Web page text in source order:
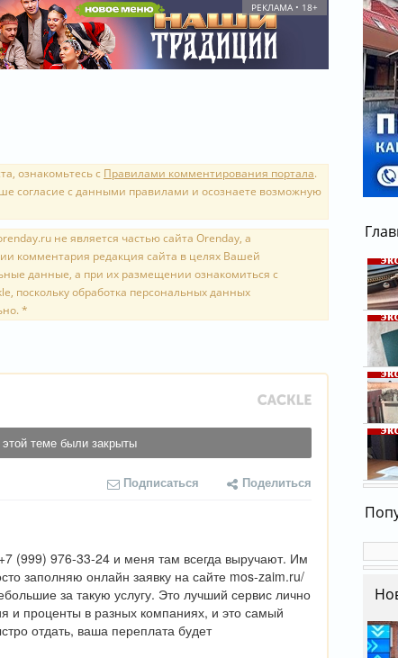
РЕКЛАМА • 18+
ознакомьтесь с Правилами комментирования портала.
согласие с данными правилами и осознаете возможную
не является частью сайта Orenday, а
комментария редакция сайта в целях Вашей
данные, а при их размещении ознакомиться с
поскольку обработка персональных данных
*
теме были закрыты
Подписаться Поделиться
(999) 976-33-24 и меня там всегда выручают. Им
заполняю онлайн заявку на сайте mos-zaim.ru/
за такую услугу. Это лучший сервис лично
и проценты в разных компаниях, и это самый
отдать, ваша переплата будет
8
5
4
3